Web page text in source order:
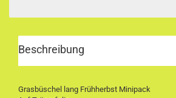
Beschreibung
Grasbüschel lang Frühherbst Minipack